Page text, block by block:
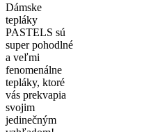
Dámske
tepláky
PASTELS sú
super pohodlné
a veľmi
fenomenálne
tepláky, ktoré
vás prekvapia
svojim
jedinečným